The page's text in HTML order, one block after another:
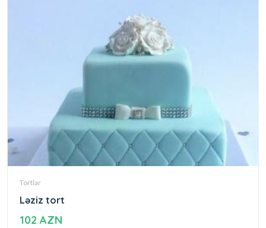
Tortlar
Ləziz tort
102 AZN